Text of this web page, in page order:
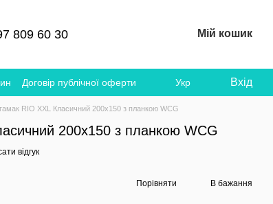
809 60 30 Мій кошик
Договір публічної оферти Укр Вхід
RIO XXL Класичний 200х150 з планкою WCG
200х150 з планкою WCG
відгук
Порівняти В бажання